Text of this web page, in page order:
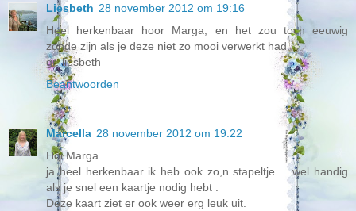
Liesbeth 28 november 2012 om 19:16
Heel herkenbaar hoor Marga, en het zou toch eeuwig
zonde zijn als je deze niet zo mooi verwerkt had.
gr. liesbeth
Beantwoorden
Marcella 28 november 2012 om 19:22
Hoi Marga
ja heel herkenbaar ik heb ook zo,n stapeltje ....wel handig
als je snel een kaartje nodig hebt .
Deze kaart ziet er ook weer erg leuk uit.